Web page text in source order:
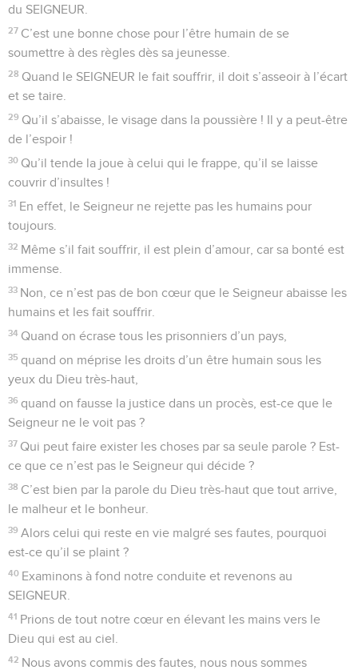
du SEIGNEUR.
27 C’est une bonne chose pour l’être humain de se
soumettre à des règles dès sa jeunesse.
28 Quand le SEIGNEUR le fait souffrir, il doit s’asseoir à l’écart
et se taire.
29 Qu’il s’abaisse, le visage dans la poussière ! Il y a peut-être
de l’espoir !
30 Qu’il tende la joue à celui qui le frappe, qu’il se laisse
couvrir d’insultes !
31 En effet, le Seigneur ne rejette pas les humains pour
toujours.
32 Même s’il fait souffrir, il est plein d’amour, car sa bonté est
immense.
33 Non, ce n’est pas de bon cœur que le Seigneur abaisse les
humains et les fait souffrir.
34 Quand on écrase tous les prisonniers d’un pays,
35 quand on méprise les droits d’un être humain sous les
yeux du Dieu très-haut,
36 quand on fausse la justice dans un procès, est-ce que le
Seigneur ne le voit pas ?
37 Qui peut faire exister les choses par sa seule parole ? Est-
ce que ce n’est pas le Seigneur qui décide ?
38 C’est bien par la parole du Dieu très-haut que tout arrive,
le malheur et le bonheur.
39 Alors celui qui reste en vie malgré ses fautes, pourquoi
est-ce qu’il se plaint ?
40 Examinons à fond notre conduite et revenons au
SEIGNEUR.
41 Prions de tout notre cœur en élevant les mains vers le
Dieu qui est au ciel.
42 Nous avons commis des fautes, nous nous sommes